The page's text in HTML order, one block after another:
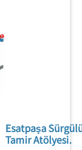
Esatpaşa
Tamir Atölyesi.